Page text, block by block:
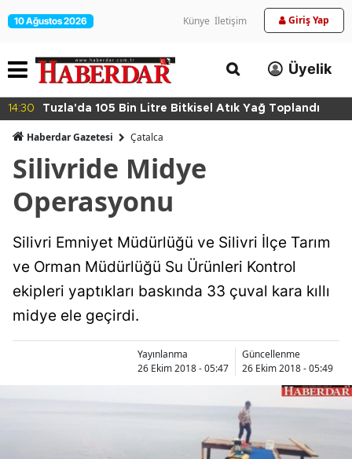
10 Ağustos 2026 Künye İletişim Giriş Yap
Üyelik
14:30 Tuzla'da 105 Bin Litre Bitkisel Atık Yağ Toplandı
Haberdar Gazetesi Çatalca
Silivride Midye
Operasyonu
Silivri Emniyet Müdürlüğü ve Silivri İlçe Tarım
ve Orman Müdürlüğü Su Ürünleri Kontrol
ekipleri yaptıkları baskında 33 çuval kara kıllı
midye ele geçirdi.
Yayınlanma
26 Ekim 2018 - 05:47
Güncellenme
26 Ekim 2018 - 05:49